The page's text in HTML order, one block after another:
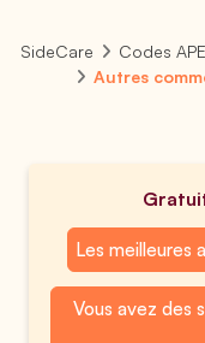
SideCare
Codes
Autres
Les meilleures
Vous avez des